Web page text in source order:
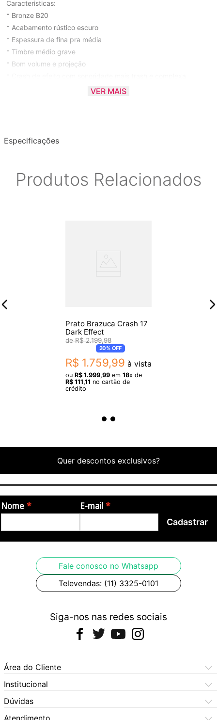
Caracteristicas:
* Bronze B20
* Acabamento rústico escuro
* Espessura de fina pra média
* Timbre médio grave
* Bom volume e projeção
* Sustain curto e decay rápidoVER MAIS
Especificações
Produtos Relacionados
Prato Brazuca Crash 17
Dark Effect
R$ 2.199,98
20%OFF
R$ 1.759,99 à vista
ou R$ 1.999,99 em 18x de
R$ 111,11 no cartão de
crédito
Quer descontos exclusivos?
Nome E-mail
Cadastrar
Fale conosco no Whatsapp
Televendas: (11) 3325-0101
Siga-nos nas redes sociais
Área do Cliente
Meus Pedidos
Meus Dados
Institucional
Central de Atendimento
Dúvidas Frequentes
Dúvidas
Como Comprar